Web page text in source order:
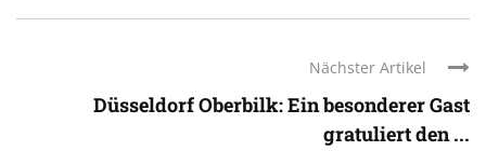
Nächster Artikel
Düsseldorf Oberbilk: Ein besonderer Gast
gratuliert den ...